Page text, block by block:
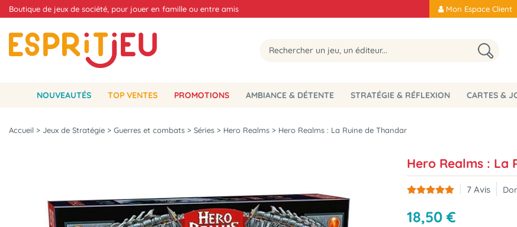
Boutique de jeux de société, pour jouer en famille ou entre amis Mon Espace Client
NOUVEAUTÉS TOP VENTES PROMOTIONS AMBIANCE & DÉTENTE STRATÉGIE & RÉFLEXION CARTES &
Accueil > Jeux de Stratégie > Guerres et combats > Séries > Hero Realms > Hero Realms : La Ruine de Thandar
Hero Realms : La
7 Avis
18,50 €